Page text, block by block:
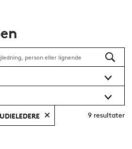
9 resultater